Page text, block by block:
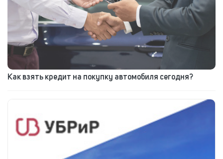
Как взять кредит на покупку автомобиля сегодня?